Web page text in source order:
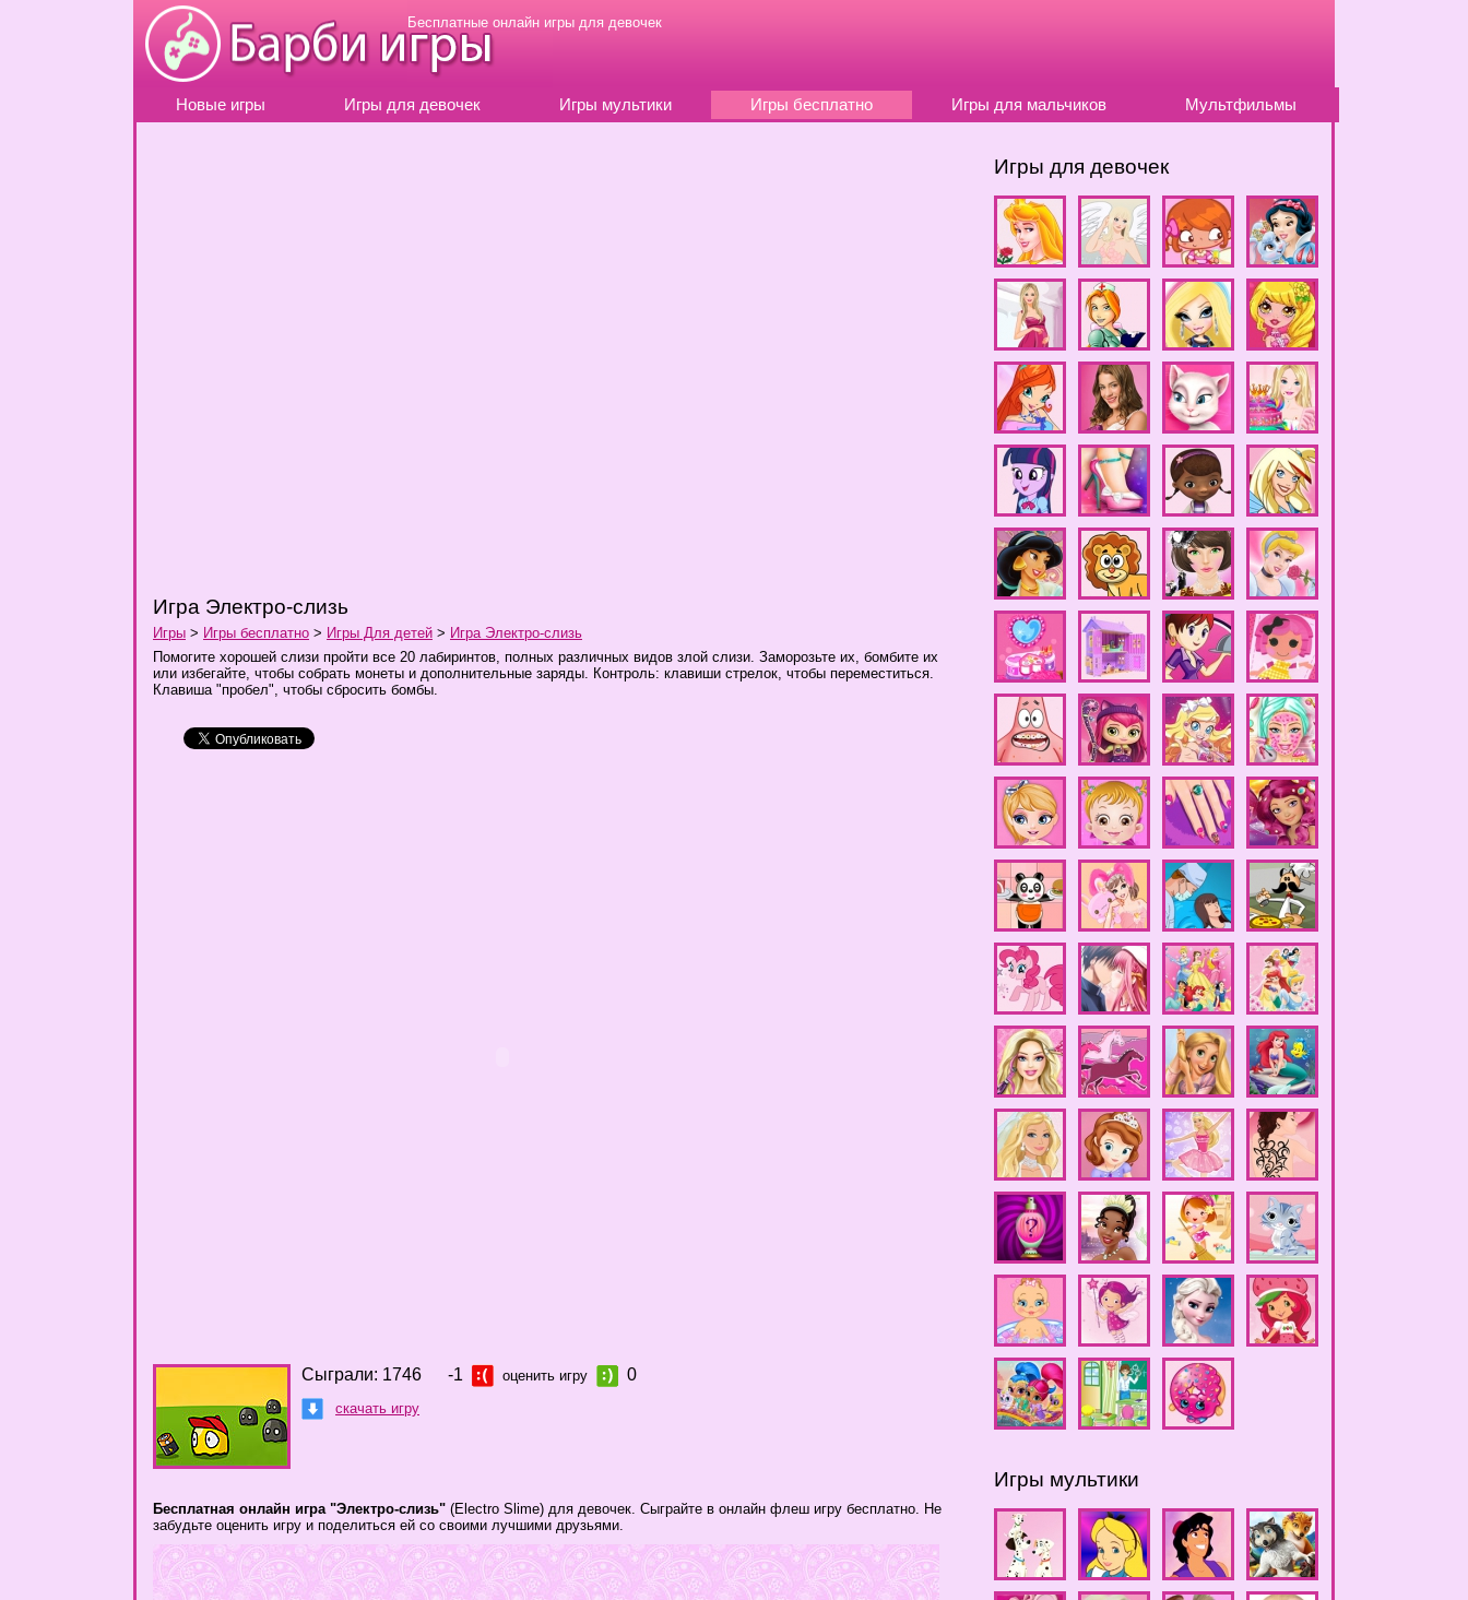
Бесплатные онлайн игры для девочек
Новые игры Игры для девочек Игры мультики Игры бесплатно Игры для мальчиков Мультфильмы
Игра Электро-слизь
Игры > Игры бесплатно > Игры Для детей > Игра Электро-слизь
Помогите хорошей слизи пройти все 20 лабиринтов, полных различных видов злой слизи. Заморозьте их, бомбите их
или избегайте, чтобы собрать монеты и дополнительные заряды. Контроль: клавиши стрелок, чтобы переместиться.
Клавиша "пробел", чтобы сбросить бомбы.
Сыграли: 1746 -1 оценить игру 0
скачать игру
Бесплатная онлайн игра "Электро-слизь" (Electro Slime) для девочек. Сыграйте в онлайн флеш игру бесплатно. Не
забудьте оценить игру и поделиться ей со своими лучшими друзьями.
Игры для девочек
Игры мультики